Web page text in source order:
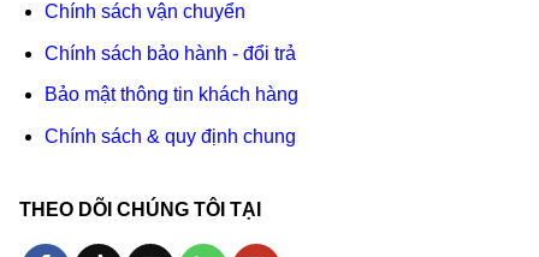
Chính sách vận chuyển
Chính sách bảo hành - đổi trả
Bảo mật thông tin khách hàng
Chính sách & quy định chung
THEO DÕI CHÚNG TÔI TẠI